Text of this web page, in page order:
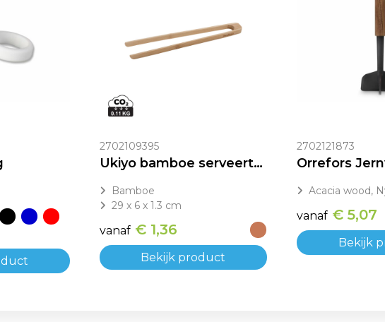
2702109395
Ukiyo bamboe serveertang
Bamboe
29 x 6 x 1.3 cm
vanaf € 1,36
Bekijk product
2702121873
Acacia wood,
vanaf € 5,07
Bekijk